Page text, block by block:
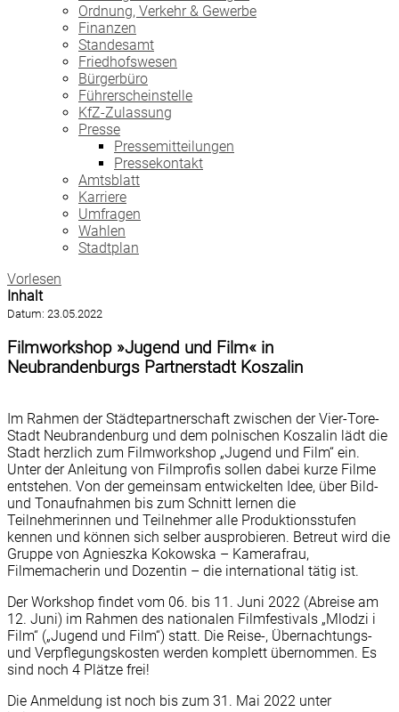
Ordnung, Verkehr & Gewerbe
Finanzen
Standesamt
Friedhofswesen
Bürgerbüro
Führerscheinstelle
KfZ-Zulassung
Presse
Pressemitteilungen
Pressekontakt
Amtsblatt
Karriere
Umfragen
Wahlen
Stadtplan
Vorlesen
Inhalt
Datum: 23.05.2022
Filmworkshop »Jugend und Film« in
Neubrandenburgs Partnerstadt Koszalin
Im Rahmen der Städtepartnerschaft zwischen der Vier-Tore-
Stadt Neubrandenburg und dem polnischen Koszalin lädt die
Stadt herzlich zum Filmworkshop „Jugend und Film“ ein.
Unter der Anleitung von Filmprofis sollen dabei kurze Filme
entstehen. Von der gemeinsam entwickelten Idee, über Bild-
und Tonaufnahmen bis zum Schnitt lernen die
Teilnehmerinnen und Teilnehmer alle Produktionsstufen
kennen und können sich selber ausprobieren. Betreut wird die
Gruppe von Agnieszka Kokowska – Kamerafrau,
Filmemacherin und Dozentin – die international tätig ist.
Der Workshop findet vom 06. bis 11. Juni 2022 (Abreise am
12. Juni) im Rahmen des nationalen Filmfestivals „Mlodzi i
Film“ („Jugend und Film“) statt. Die Reise-, Übernachtungs-
und Verpflegungskosten werden komplett übernommen. Es
sind noch 4 Plätze frei!
Die Anmeldung ist noch bis zum 31. Mai 2022 unter